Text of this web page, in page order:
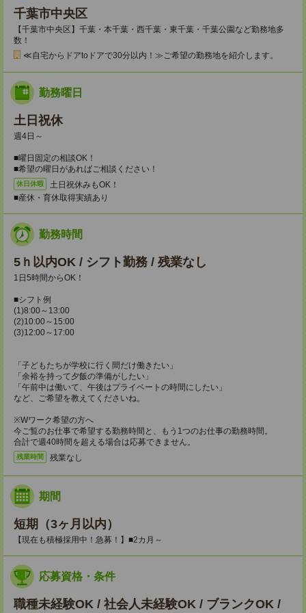
千葉市中央区
【千葉市中央区】千葉・本千葉・西千葉・東千葉・千葉公園など勤務地多
数！
≪自宅からドアtoドアで30分以内！≫ご希望の勤務地を紹介します。
勤務曜日
土日祝休
週4日～
■曜日固定の相談OK！
■希望の曜日があればご相談ください！
休日休暇
土日祝休みもOK！
■産休・育休取得実績あり
勤務時間
5ｈ以内OK / シフト勤務 / 残業なし
1日5時間からOK！
■シフト例
(1)8:00～13:00
(2)10:00～15:00
(3)12:00～17:00
「子どもたちが学校に行く間だけ働きたい」
「余裕を持って夕飯の準備がしたい」
「午前中は働いて、午後はプライベートの時間にしたい」
など、ご希望を教えてくださいね。
※Wワーク希望の方へ
今ご覧のお仕事で希望する勤務時間と、もう1つのお仕事の勤務時間。
合計で週40時間を超える場合は応募できません。
残業時間 残業なし
期間
短期（3ヶ月以内）
【現在も積極採用中！急募！】■2カ月～
応募資格・条件
職種未経験OK / 社会人未経験OK / ブランクOK /